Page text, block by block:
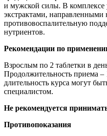
и мужской силы. В комплексе
экстрактами,
противовоспалительную
нутриентов.
Рекомендации по
Взрослым по 2 таблетки в
Продолжительность приема
длительность курса могут
специалистом.
Не рекомендуется
Противопоказания